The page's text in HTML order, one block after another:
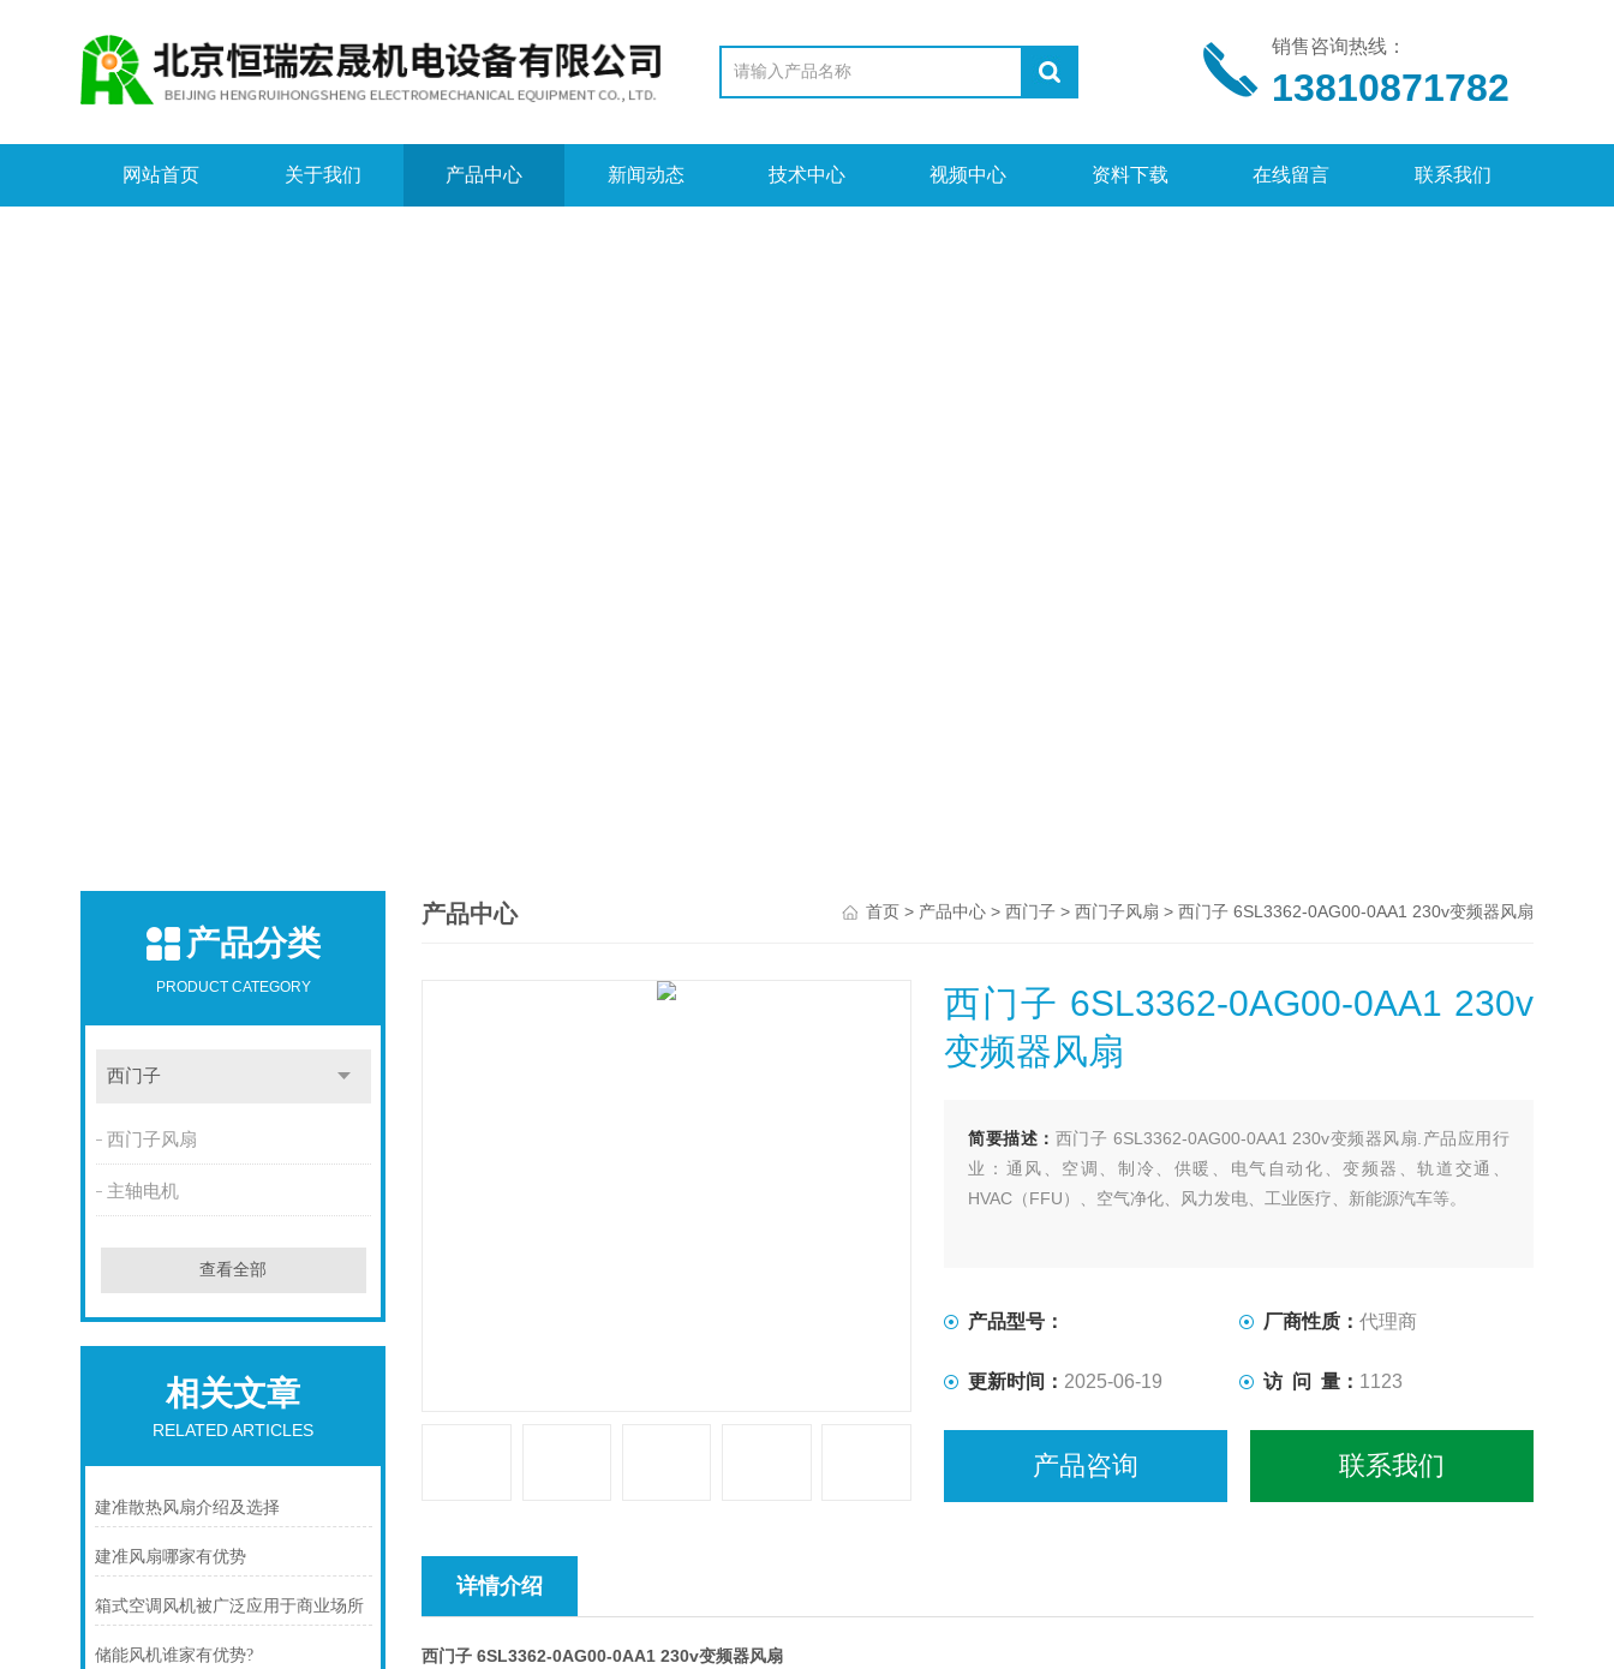
销售咨询热线：
13810871782
网站首页 关于我们 产品中心 新闻动态 技术中心 视频中心 资料下载 在线留言 联系我们
产品分类
PRODUCT CATEGORY
西门子
西门子风扇
主轴电机
查看全部
相关文章
RELATED ARTICLES
建准散热风扇介绍及选择
建准风扇哪家有优势
箱式空调风机被广泛应用于商业场所
储能风机谁家有优势?
产品中心 首页> 产品中心> 西门子> 西门子风扇 > 西门子 6SL3362-0AG00-0AA1 230v变频器风扇
西门子 6SL3362-0AG00-0AA1 230v
变频器风扇
简要描述： 西门子 6SL3362-0AG00-0AA1 230v变频器风扇.产品应用行
业：通风、空调、制冷、供暖、电气自动化、变频器、轨道交通、
HVAC（FFU）、空气净化、风力发电、工业医疗、新能源汽车等。
产品型号： 厂商性质： 代理商
更新时间： 2025-06-19 访 问 量： 1123
产品咨询 联系我们
详情介绍
西门子 6SL3362-0AG00-0AA1 230v变频器风扇